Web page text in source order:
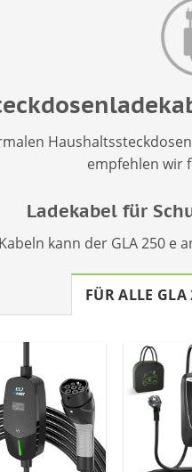
empfehlen wir
Ladekabel für
kann der GLA 250 e
FÜR ALLE